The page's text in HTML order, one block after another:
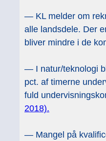
— KL melder om
alle landsdele. Der
bliver mindre i de
— I natur/teknologi
pct. af timerne
fuld
2018).
— Mangel på